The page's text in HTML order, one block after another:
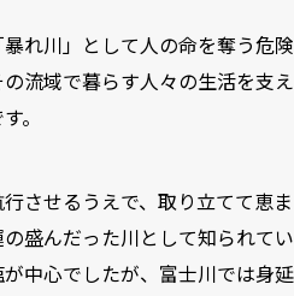
れ川」として人の命を奪う危険
流域で暮らす人々の生活を支え
。
させるうえで、取り立てて恵ま
盛んだった川として知られてい
中心でしたが、富士川では身延